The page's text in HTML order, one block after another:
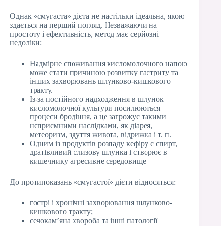
Однак «смугаста» дієта не настільки ідеальна, якою
здається на перший погляд. Незважаючи на
простоту і ефективність, метод має серйозні
недоліки:
Надмірне споживання кисломолочного напою
може стати причиною розвитку гастриту та
інших захворювань шлунково-кишкового
тракту.
Із-за постійного надходження в шлунок
кисломолочної культури посилюються
процеси бродіння, а це загрожує такими
неприємними наслідками, як діарея,
метеоризм, здуття живота, відрижка і т. п.
Одним із продуктів розпаду кефіру є спирт,
дратівливий слизову шлунка і створює в
кишечнику агресивне середовище.
До протипоказань «смугастої» дієти відносяться:
гострі і хронічні захворювання шлунково-
кишкового тракту;
сечокам’яна хвороба та інші патології